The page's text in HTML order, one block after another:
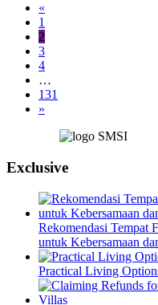
«
1
2
3
4
…
131
»
Exclusive
Rekomendasi Tempat
untuk Kebersamaan
Practical Living